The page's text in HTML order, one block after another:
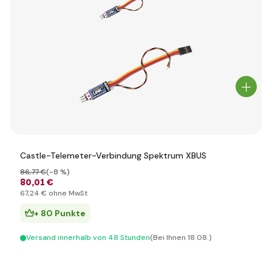
Castle-Telemeter-Verbindung Spektrum XBUS
80,01 €
86,77 €(-8 %)
67,24 € ohne MwSt
+ 80 Punkte
Versand innerhalb von 48 Stunden(Bei Ihnen 18.08.)